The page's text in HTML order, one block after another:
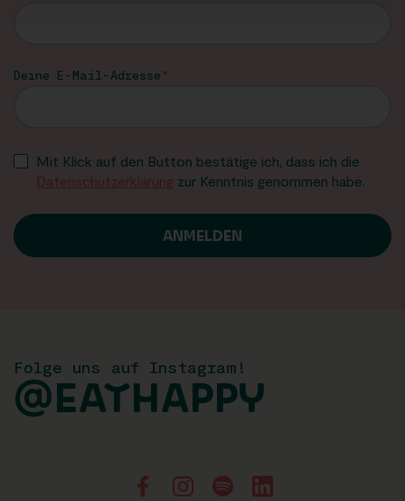
Deine E-Mail-Adresse
Mit Klick auf den Button bestätige ich, dass ich die
Datenschutzerklärung zur Kenntnis genommen habe.
Folge uns auf Instagram!
@EATHAPPY